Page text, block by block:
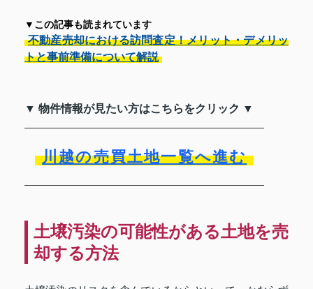
▼この記事も読まれています
不動産売却における訪問査定！メリット・デメリッ
トと事前準備について解説
▼ 物件情報が見たい方はこちらをクリック ▼
川越の売買土地一覧へ進む
土壌汚染の可能性がある土地を売
却する方法